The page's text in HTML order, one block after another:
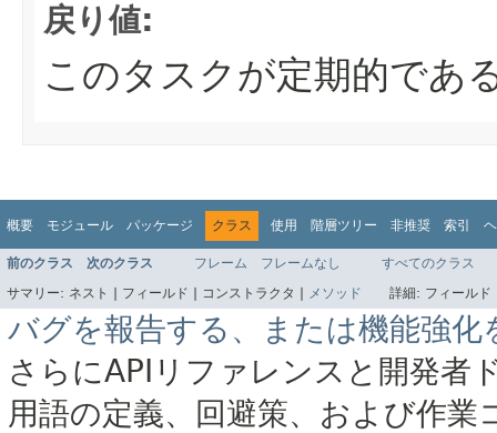
戻り値:
このタスクが定期的であ
概要 モジュール パッケージ クラス 使用 階層ツリー 非推奨 索引
前のクラス 次のクラス フレーム フレームなし
すべてのクラス
サマリー: ネスト | フィールド | コンストラクタ | メソッド 詳細: フィール
バグを報告する、または機能強化
さらにAPIリファレンスと開発者
用語の定義、回避策、および作